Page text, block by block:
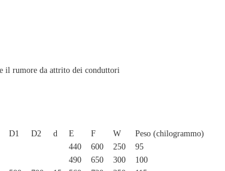
il rumore da attrito dei conduttori
D1 D2 d E F W Peso (chilogrammo)
440 600 250
95
490 650 300
100